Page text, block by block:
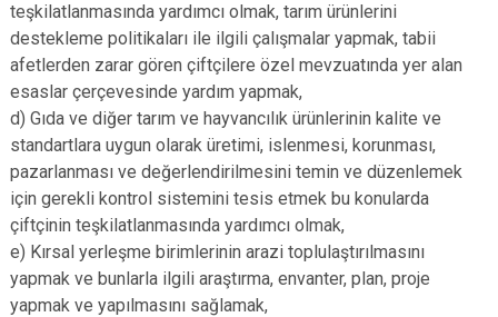
teşkilatlanmasında yardımcı olmak, tarım ürünlerini
destekleme politikaları ile ilgili çalışmalar yapmak, tabii
afetlerden zarar gören çiftçilere özel mevzuatında yer alan
esaslar çerçevesinde yardım yapmak,
d) Gıda ve diğer tarım ve hayvancılık ürünlerinin kalite ve
standartlara uygun olarak üretimi, islenmesi, korunması,
pazarlanması ve değerlendirilmesini temin ve düzenlemek
için gerekli kontrol sistemini tesis etmek bu konularda
çiftçinin teşkilatlanmasında yardımcı olmak,
e) Kırsal yerleşme birimlerinin arazi toplulaştırılmasını
yapmak ve bunlarla ilgili araştırma, envanter, plan, proje
yapmak ve yapılmasını sağlamak,